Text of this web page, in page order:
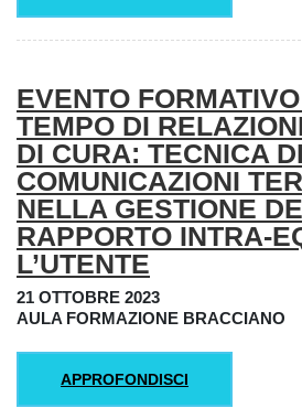
EVENTO
TEMPO DI
DI CURA: TECNICA DI
COMUNICAZIONI
NELLA GESTIONE
RAPPORTO INTRA-
L’UTENTE
21 OTTOBRE 2023
AULA FORMAZIONE BRACCIANO
APPROFONDISCI